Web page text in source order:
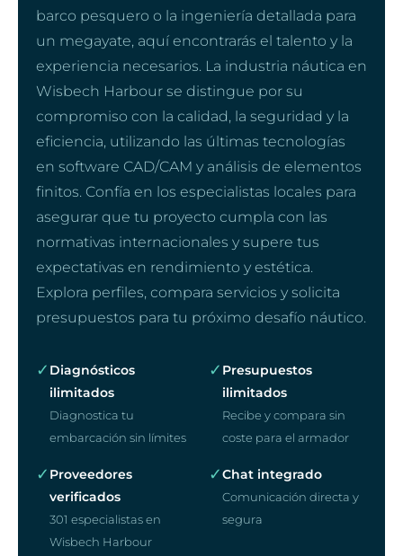
barco pesquero o la ingeniería detallada para
un megayate, aquí encontrarás el talento y la
experiencia necesarios. La industria náutica en
Wisbech Harbour se distingue por su
compromiso con la calidad, la seguridad y la
eficiencia, utilizando las últimas tecnologías
en software CAD/CAM y análisis de elementos
finitos. Confía en los especialistas locales para
asegurar que tu proyecto cumpla con las
normativas internacionales y supere tus
expectativas en rendimiento y estética.
Explora perfiles, compara servicios y solicita
presupuestos para tu próximo desafío náutico.
✓ Diagnósticos
ilimitados
Diagnostica tu
embarcación sin límites
✓ Presupuestos
ilimitados
Recibe y compara sin
coste para el armador
✓ Proveedores
verificados
301 especialistas en
Wisbech Harbour
✓Chat integrado
Comunicación directa y
segura